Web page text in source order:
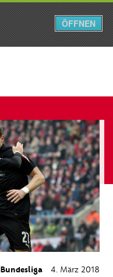
Menü
Bundesliga 4. März 2018
ÖFFNEN